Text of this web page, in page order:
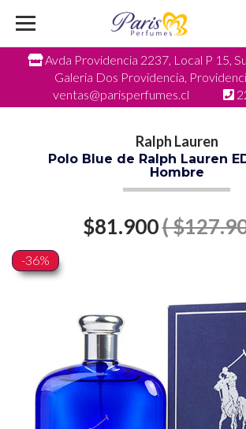
Avda Providencia 2237, Local P 15,
Galeria Dos Providencia,
ventas@parisperfumes.cl
Ralph Lauren
Polo Blue de Ralph Lauren
Hombre
$81.900(
-36%